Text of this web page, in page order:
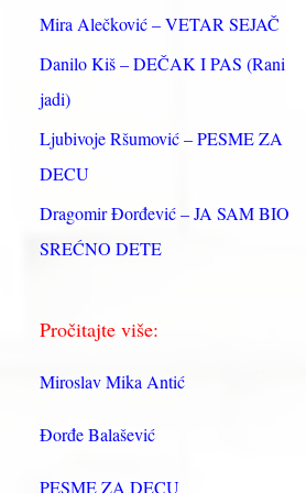
Mira Alečković – VETAR SEJAČ
Danilo Kiš – DEČAK I PAS (Rani
jadi)
Ljubivoje Ršumović – PESME ZA
DECU
Dragomir Đorđević – JA SAM BIO
SREĆNO DETE
Pročitajte više:
Miroslav Mika Antić
Đorđe Balašević
PESME ZA DECU